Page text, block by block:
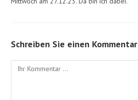
Schreiben Sie einen Kommentar